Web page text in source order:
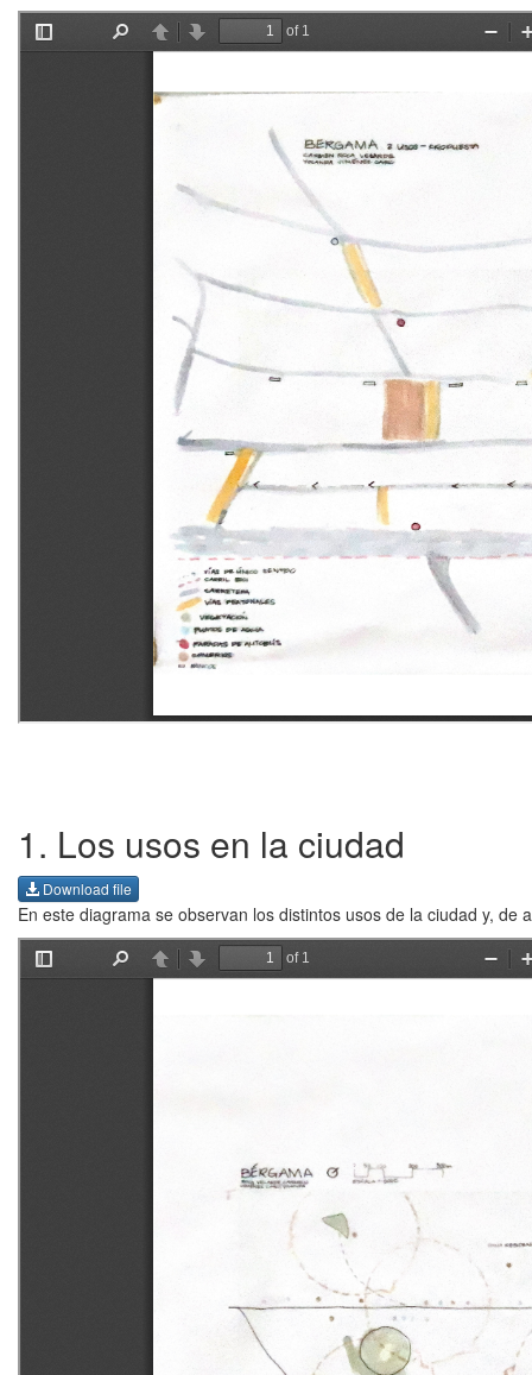
1. Los usos en la ciudad
Download file
En este diagrama se observan los distintos usos de la ciudad y, de